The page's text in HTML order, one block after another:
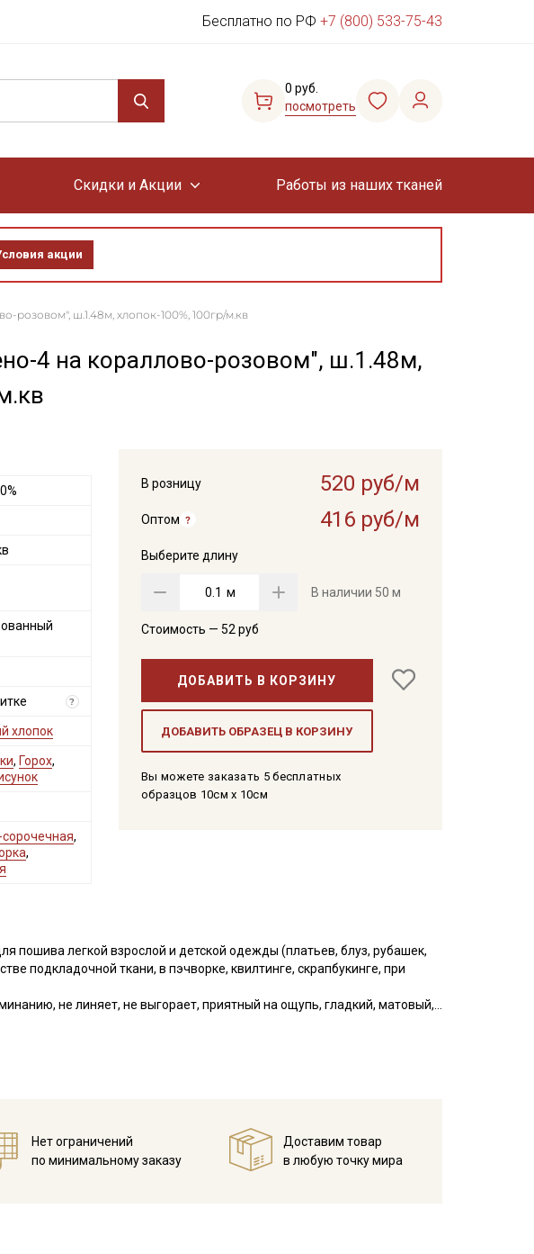
Бесплатно по РФ +7 (800) 533-75-43
0 руб.
посмотреть
Скидки и Акции Работы из наших тканей
акции
розовом", ш.1.48м, хлопок-100%, 100гр/м.кв
4 на кораллово-розовом", ш.1.48м,
В розницу 520 руб/м
Оптом 416 руб/м
Выберите длину
м В наличии 50 м
Стоимость — 52 руб
ДОБАВИТЬ В КОРЗИНУ
ДОБАВИТЬ ОБРАЗЕЦ В КОРЗИНУ
Вы можете заказать 5 бесплатных
образцов 10см x 10см
?
хлопок
, Горох,
,
,
пошива легкой взрослой и детской одежды (платьев, блуз, рубашек,
подкладочной ткани, в пэчворке, квилтинге, скрапбукинге, при
не линяет, не выгорает, приятный на ощупь, гладкий, матовый,
в пошиве даже для начинающих.
состоянии
от оригинального цвета ткани в зависимости от настроек вашего
Нет ограничений
по минимальному заказу
Доставим товар
в любую точку мира